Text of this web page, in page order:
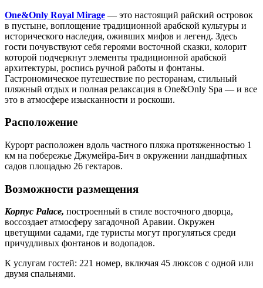
One&Only Royal Mirage — это настоящий райский островок
в пустыне, воплощение традиционной арабской культуры и
исторического наследия, оживших мифов и легенд. Здесь
гости почувствуют себя героями восточной сказки, колорит
которой подчеркнут элементы традиционной арабской
архитектуры, роспись ручной работы и фонтаны.
Гастрономическое путешествие по ресторанам, стильный
пляжный отдых и полная релаксация в One&Only Spa — и все
это в атмосфере изысканности и роскоши.
Расположение
Курорт расположен вдоль частного пляжа протяженностью 1
км на побережье Джумейра-Бич в окружении ландшафтных
садов площадью 26 гектаров.
Возможности размещения
Корпус Palace, построенный в стиле восточного дворца,
воссоздает атмосферу загадочной Аравии. Окружен
цветущими садами, где туристы могут прогуляться среди
причудливых фонтанов и водопадов.
К услугам гостей: 221 номер, включая 45 люксов с одной или
двумя спальнями.